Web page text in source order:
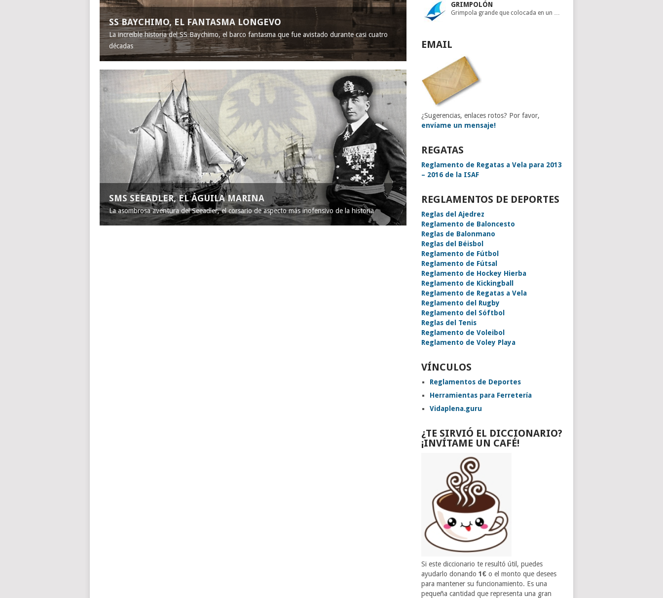
SS BAYCHIMO, EL FANTASMA LONGEVO
La increíble historia del SS Baychimo, el barco fantasma que fue avistado durante casi cuatro
décadas
SMS SEEADLER, EL ÁGUILA MARINA
La asombrosa aventura del Seeadler, el corsario de aspecto más inofensivo de la historia
GRIMPOLÓN
Grimpola grande que colocada en un …
EMAIL
¿Sugerencias, enlaces rotos? Por favor,
envíame un mensaje!
REGATAS
Reglamento de Regatas a Vela para 2013
– 2016 de la ISAF
REGLAMENTOS DE DEPORTES
Reglas del Ajedrez
Reglamento de Baloncesto
Reglas de Balonmano
Reglas del Béisbol
Reglamento de Fútbol
Reglamento de Fútsal
Reglamento de Hockey Hierba
Reglamento de Kickingball
Reglamento de Regatas a Vela
Reglamento del Rugby
Reglamento del Sóftbol
Reglas del Tenis
Reglamento de Voleibol
Reglamento de Voley Playa
VÍNCULOS
Reglamentos de Deportes
Herramientas para Ferretería
Vidaplena.guru
¿TE SIRVIÓ EL DICCIONARIO?
¡INVÍTAME UN CAFÉ!
Si este diccionario te resultó útil, puedes
ayudarlo donando1€ o el monto que desees
para mantener su funcionamiento. Es una
pequeña cantidad que representa una gran